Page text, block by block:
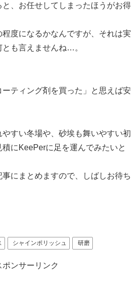
、お任せしてしまったほうがお得
度になるかなんですが、それは実
も言えませんね…。
ーティング剤を買った」と思えば安
すい冬場や、砂埃も舞いやすい初
にKeePerに足を運んでみたいと
にまとめますので、しばしお待ち
シャインポリッシュ 研磨
ポンサーリンク